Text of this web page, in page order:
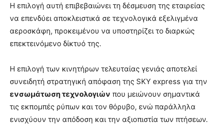
Η επιλογή αυτή επιβεβαιώνει τη δέσμευση της εταιρείας
να επενδύει αποκλειστικά σε τεχνολογικά εξελιγμένα
αεροσκάφη, προκειμένου να υποστηρίζει το διαρκώς
επεκτεινόμενο δίκτυό της.
Η επιλογή των κινητήρων τελευταίας γενιάς αποτελεί
συνειδητή στρατηγική απόφαση της SKY express για την
ενσωμάτωση τεχνολογιών που μειώνουν σημαντικά
τις εκπομπές ρύπων και τον θόρυβο, ενώ παράλληλα
ενισχύουν την απόδοση και την αξιοπιστία των πτήσεων.